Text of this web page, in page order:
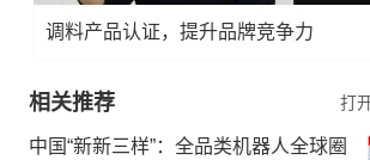
调料产品认证，提升品牌竞争力
相关推荐 打
中国“新新三样”：全品类机器人全球圈